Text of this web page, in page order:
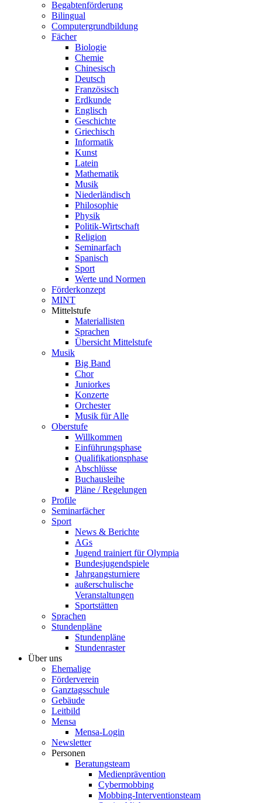
Begabtenförderung
Bilingual
Computergrundbildung
Fächer
Biologie
Chemie
Chinesisch
Deutsch
Französisch
Erdkunde
Englisch
Geschichte
Griechisch
Informatik
Kunst
Latein
Mathematik
Musik
Niederländisch
Philosophie
Physik
Politik-Wirtschaft
Religion
Seminarfach
Spanisch
Sport
Werte und Normen
Förderkonzept
MINT
Mittelstufe
Materiallisten
Sprachen
Übersicht Mittelstufe
Musik
Big Band
Chor
Juniorkes
Konzerte
Orchester
Musik für Alle
Oberstufe
Willkommen
Einführungsphase
Qualifikationsphase
Abschlüsse
Buchausleihe
Pläne / Regelungen
Profile
Seminarfächer
Sport
News & Berichte
AGs
Jugend trainiert für Olympia
Bundesjugendspiele
Jahrgangsturniere
außerschulische
Veranstaltungen
Sportstätten
Sprachen
Stundenpläne
Stundenpläne
Stundenraster
Über uns
Ehemalige
Förderverein
Ganztagsschule
Gebäude
Leitbild
Mensa
Mensa-Login
Newsletter
Personen
Beratungsteam
Medienprävention
Cybermobbing
Mobbing-Interventionsteam